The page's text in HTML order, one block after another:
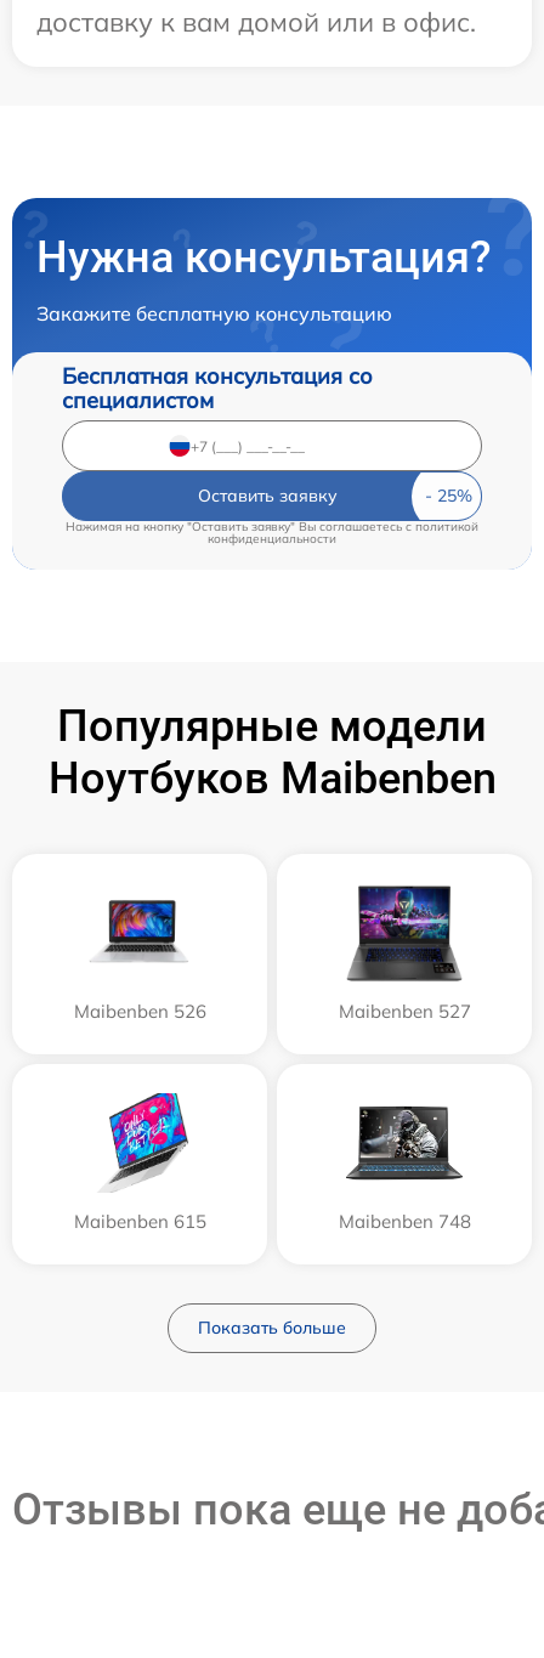
доставку к вам домой или в офис.
Нужна консультация?
Закажите бесплатную консультацию
Бесплатная консультация со
специалистом
Оставить заявку
Нажимая на кнопку "Оставить заявку" Вы соглашаетесь cполитикой
конфиденциальности
Популярные модели
Ноутбуков Maibenben
Maibenben 526 Maibenben 527
Maibenben 615 Maibenben 748
Показать больше
Отзывы пока еще не